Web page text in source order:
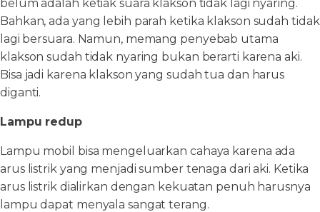
belum adalah ketiak suara klakson tidak lagi nyaring.
Bahkan, ada yang lebih parah ketika klakson sudah tidak
lagi bersuara. Namun, memang penyebab utama
klakson sudah tidak nyaring bukan berarti karena aki.
Bisa jadi karena klakson yang sudah tua dan harus
diganti.
Lampu redup
Lampu mobil bisa mengeluarkan cahaya karena ada
arus listrik yang menjadi sumber tenaga dari aki. Ketika
arus listrik dialirkan dengan kekuatan penuh harusnya
lampu dapat menyala sangat terang.